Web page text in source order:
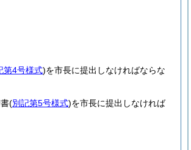
第4号様式)を市長に提出しなければならな
(別記第5号様式)を市長に提出しなければ